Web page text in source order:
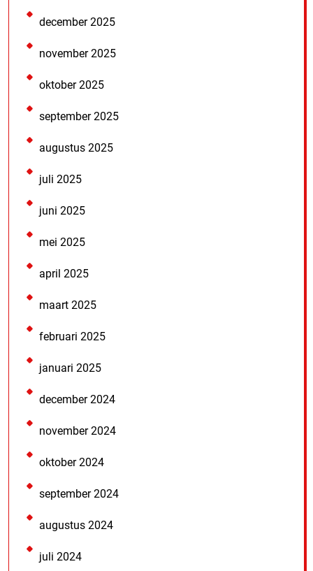
december 2025
november 2025
oktober 2025
september 2025
augustus 2025
juli 2025
juni 2025
mei 2025
april 2025
maart 2025
februari 2025
januari 2025
december 2024
november 2024
oktober 2024
september 2024
augustus 2024
juli 2024